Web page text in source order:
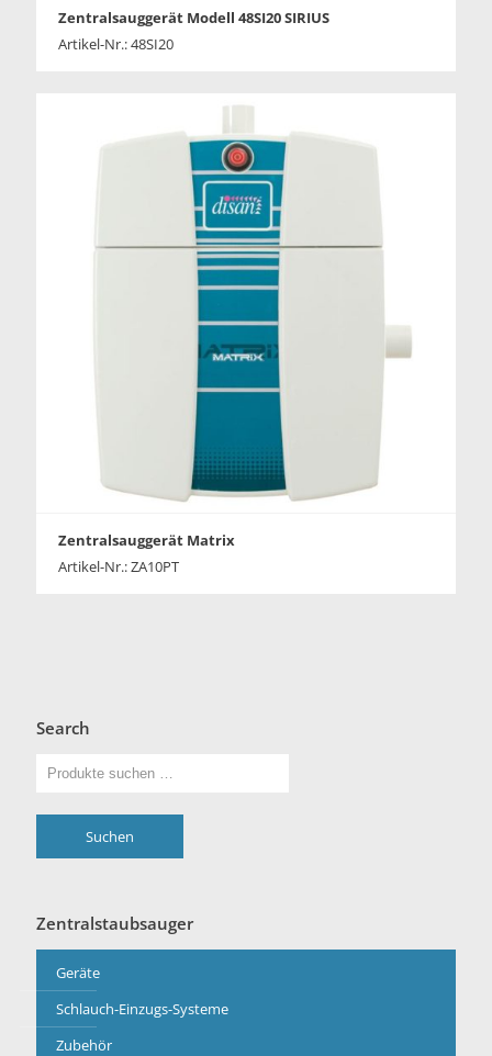
Zentralsauggerät Modell 48SI20 SIRIUS
Artikel-Nr.: 48SI20
Zentralsauggerät Matrix
Artikel-Nr.: ZA10PT
Search
Suchen
Zentralstaubsauger
Geräte
Schlauch-Einzugs-Systeme
Zubehör